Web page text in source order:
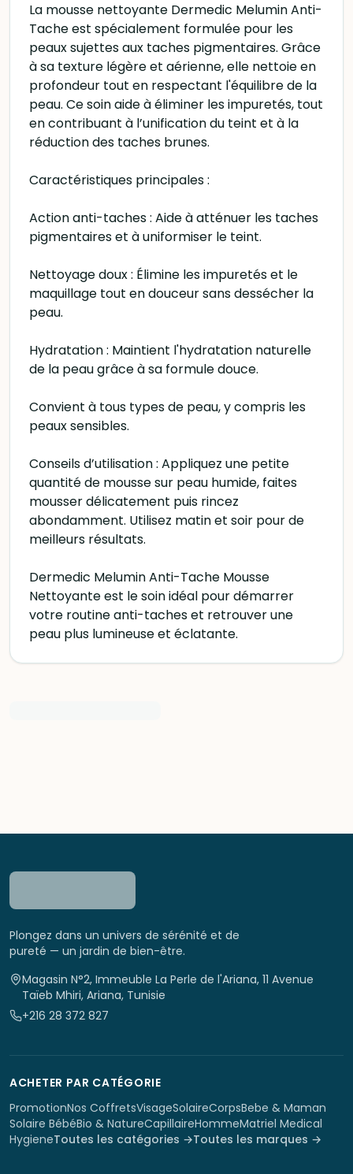
La mousse nettoyante Dermedic Melumin Anti-
Tache est spécialement formulée pour les
peaux sujettes aux taches pigmentaires. Grâce
à sa texture légère et aérienne, elle nettoie en
profondeur tout en respectant l'équilibre de la
peau. Ce soin aide à éliminer les impuretés, tout
en contribuant à l’unification du teint et à la
réduction des taches brunes.
Caractéristiques principales :
Action anti-taches : Aide à atténuer les taches
pigmentaires et à uniformiser le teint.
Nettoyage doux : Élimine les impuretés et le
maquillage tout en douceur sans dessécher la
peau.
Hydratation : Maintient l'hydratation naturelle
de la peau grâce à sa formule douce.
Convient à tous types de peau, y compris les
peaux sensibles.
Conseils d’utilisation : Appliquez une petite
quantité de mousse sur peau humide, faites
mousser délicatement puis rincez
abondamment. Utilisez matin et soir pour de
meilleurs résultats.
Dermedic Melumin Anti-Tache Mousse
Nettoyante est le soin idéal pour démarrer
votre routine anti-taches et retrouver une
peau plus lumineuse et éclatante.
Plongez dans un univers de sérénité et de
pureté — un jardin de bien-être.
Magasin N°2, Immeuble La Perle de l'Ariana, 11 Avenue
Taïeb Mhiri, Ariana, Tunisie
+216 28 372 827
ACHETER PAR CATÉGORIE
PromotionNos CoffretsVisageSolaireCorpsBebe & Maman
Solaire BébéBio & NatureCapillaireHommeMatriel Medical
HygieneToutes les catégories →Toutes les marques →